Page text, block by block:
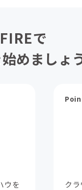
で
めましょ
ウを
ク